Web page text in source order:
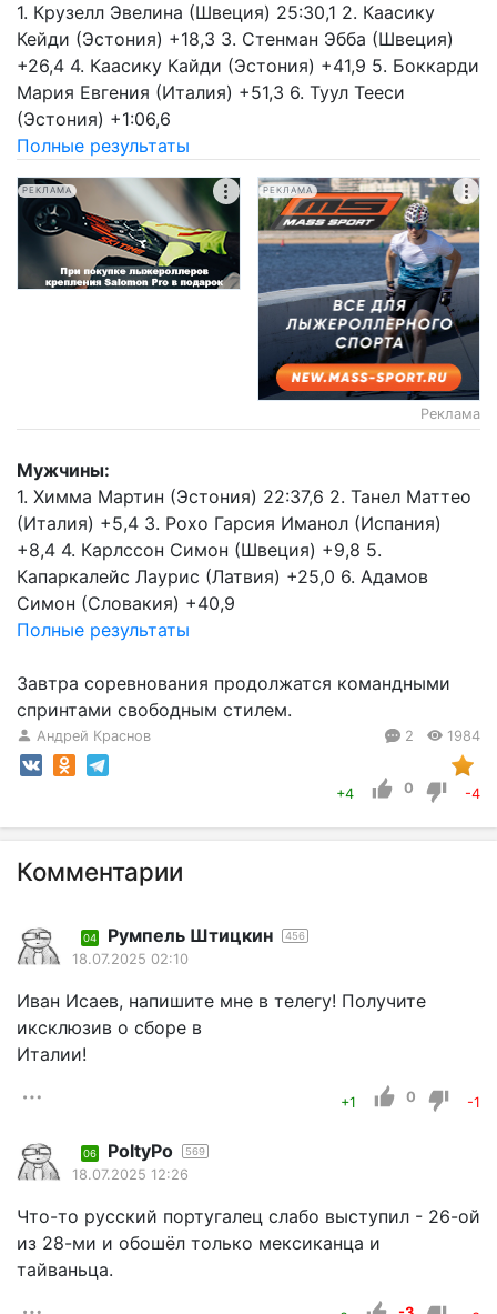
1. Крузелл Эвелина (Швеция) 25:30,1 2. Каасику
Кейди (Эстония) +18,3 3. Стенман Эбба (Швеция)
+26,4 4. Каасику Кайди (Эстония) +41,9 5. Боккарди
Мария Евгения (Италия) +51,3 6. Туул Тееси
(Эстония) +1:06,6
Полные результаты
РЕКЛАМА РЕКЛАМА
Реклама
Мужчины:
1. Химма Мартин (Эстония) 22:37,6 2. Танел Маттео
(Италия) +5,4 3. Рохо Гарсия Иманол (Испания)
+8,4 4. Карлссон Симон (Швеция) +9,8 5.
Капаркалейс Лаурис (Латвия) +25,0 6. Адамов
Симон (Словакия) +40,9
Полные результаты
Завтра соревнования продолжатся командными
спринтами свободным стилем.
Андрей Краснов 2 1984
+4 0 -4
Комментарии
04 Румпель Штицкин 456
18.07.2025 02:10
Иван Исаев, напишите мне в телегу! Получите
иксклюзив о сборе в
Италии!
+1 0 -1
06 PoltyPo 569
18.07.2025 12:26
Что-то русский португалец слабо выступил - 26-ой
из 28-ми и обошёл только мексиканца и
тайваньца.